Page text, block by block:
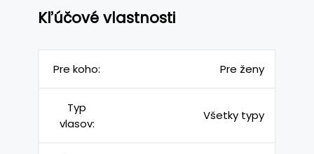
Kľúčové vlastnosti
Pre koho: Pre ženy
Typ
vlasov:
Všetky typy